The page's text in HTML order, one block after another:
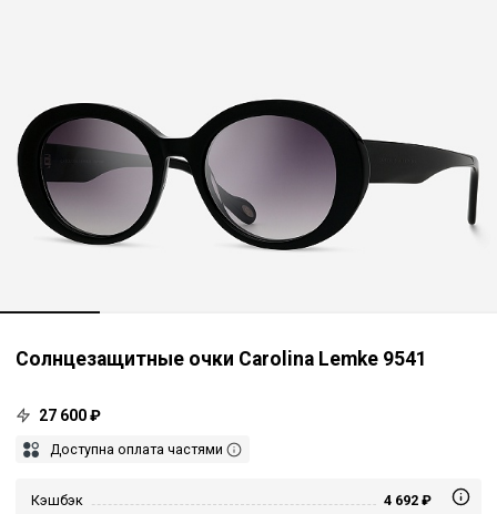
Солнцезащитные очки Carolina Lemke 9541
27 600 ₽
Доступна оплата частями
Кэшбэк
4 692 ₽